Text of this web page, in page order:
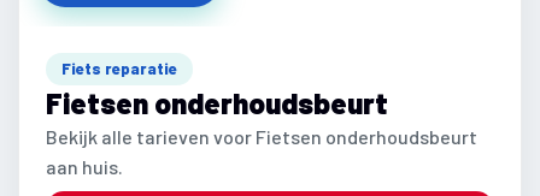
Fiets reparatie
Fietsen onderhoudsbeurt
Bekijk alle tarieven voor Fietsen onderhoudsbeurt
aan huis.